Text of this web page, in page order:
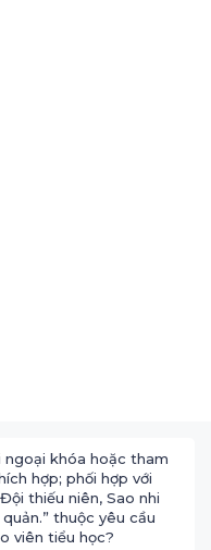
ngoại khóa hoặc tham
hợp; phối hợp với
thiếu niên, Sao nhi
thuộc yêu cầu
viên tiểu học?